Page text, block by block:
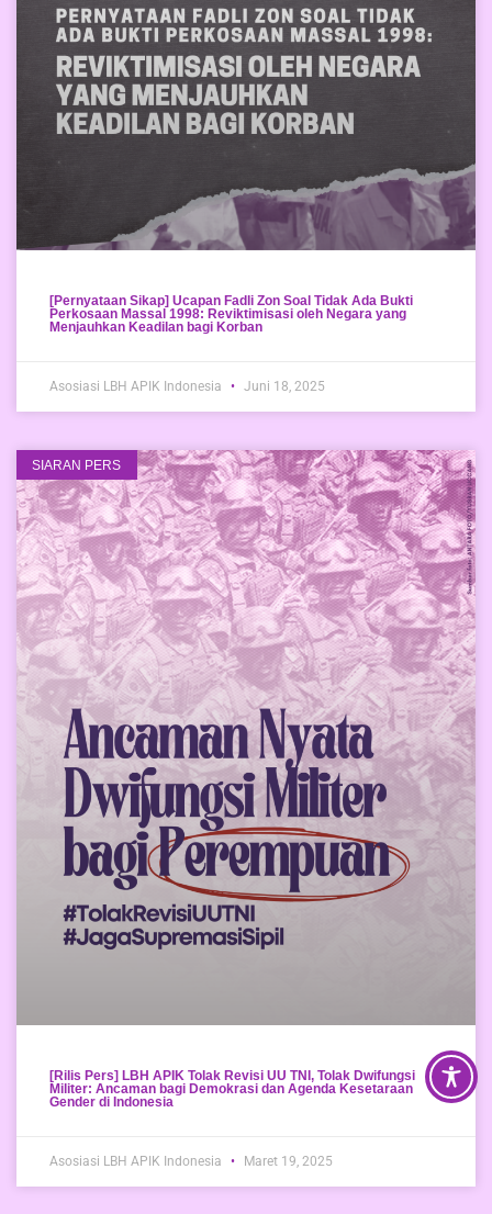
[Pernyataan Sikap] Ucapan Fadli Zon Soal Tidak Ada Bukti
Perkosaan Massal 1998: Reviktimisasi oleh Negara yang
Menjauhkan Keadilan bagi Korban
Asosiasi LBH APIK Indonesia Juni 18, 2025
SIARAN PERS
[Rilis Pers] LBH APIK Tolak Revisi UU TNI, Tolak Dwifungsi
Militer: Ancaman bagi Demokrasi dan Agenda Kesetaraan
Gender di Indonesia
Asosiasi LBH APIK Indonesia Maret 19, 2025